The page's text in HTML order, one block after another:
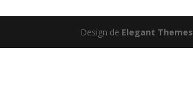
Design de Elegant Themes